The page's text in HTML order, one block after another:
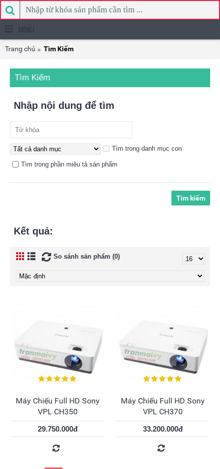
Trang chủ Tìm Kiếm
Tìm Kiếm
Nhập nội dung để tìm
Tìm trong danh mục con
Tìm trong phần miêu tả sản phẩm
Kết quả:
So sánh sản phẩm (0)
Máy Chiếu Full HD Sony
VPL CH350
29.750.000đ
Máy Chiếu Full HD Sony
VPL CH370
33.200.000đ